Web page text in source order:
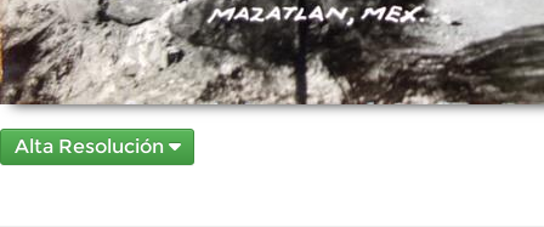
Alta Resolución